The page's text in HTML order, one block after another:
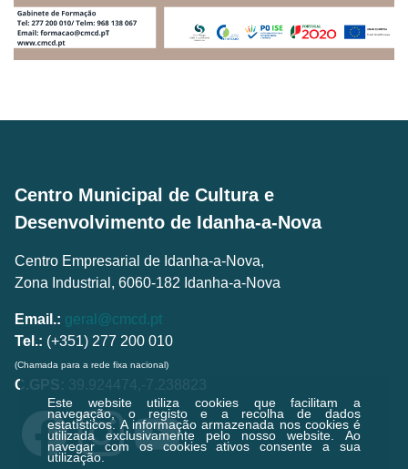
Este website utiliza cookies que facilitam a
navegação, o registo e a recolha de dados
estatísticos.A informação armazenada nos cookies é
utilizada exclusivamente pelo nosso website. Ao
navegar com os cookies ativos consente a sua
utilização.
Centro Municipal de Cultura e
Desenvolvimento de Idanha-a-Nova
Centro Empresarial de Idanha-a-Nova,
Zona Industrial, 6060-182 Idanha-a-Nova
Email.: geral@cmcd.pt
Tel.: (+351) 277 200 010
(Chamada para a rede fixa nacional)
C.GPS: 39.924474,-7.238823